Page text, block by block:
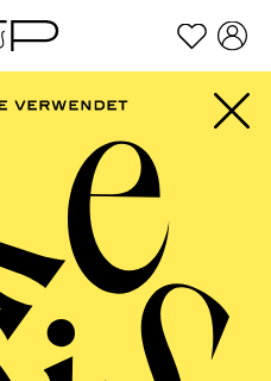
Zum Footer springen